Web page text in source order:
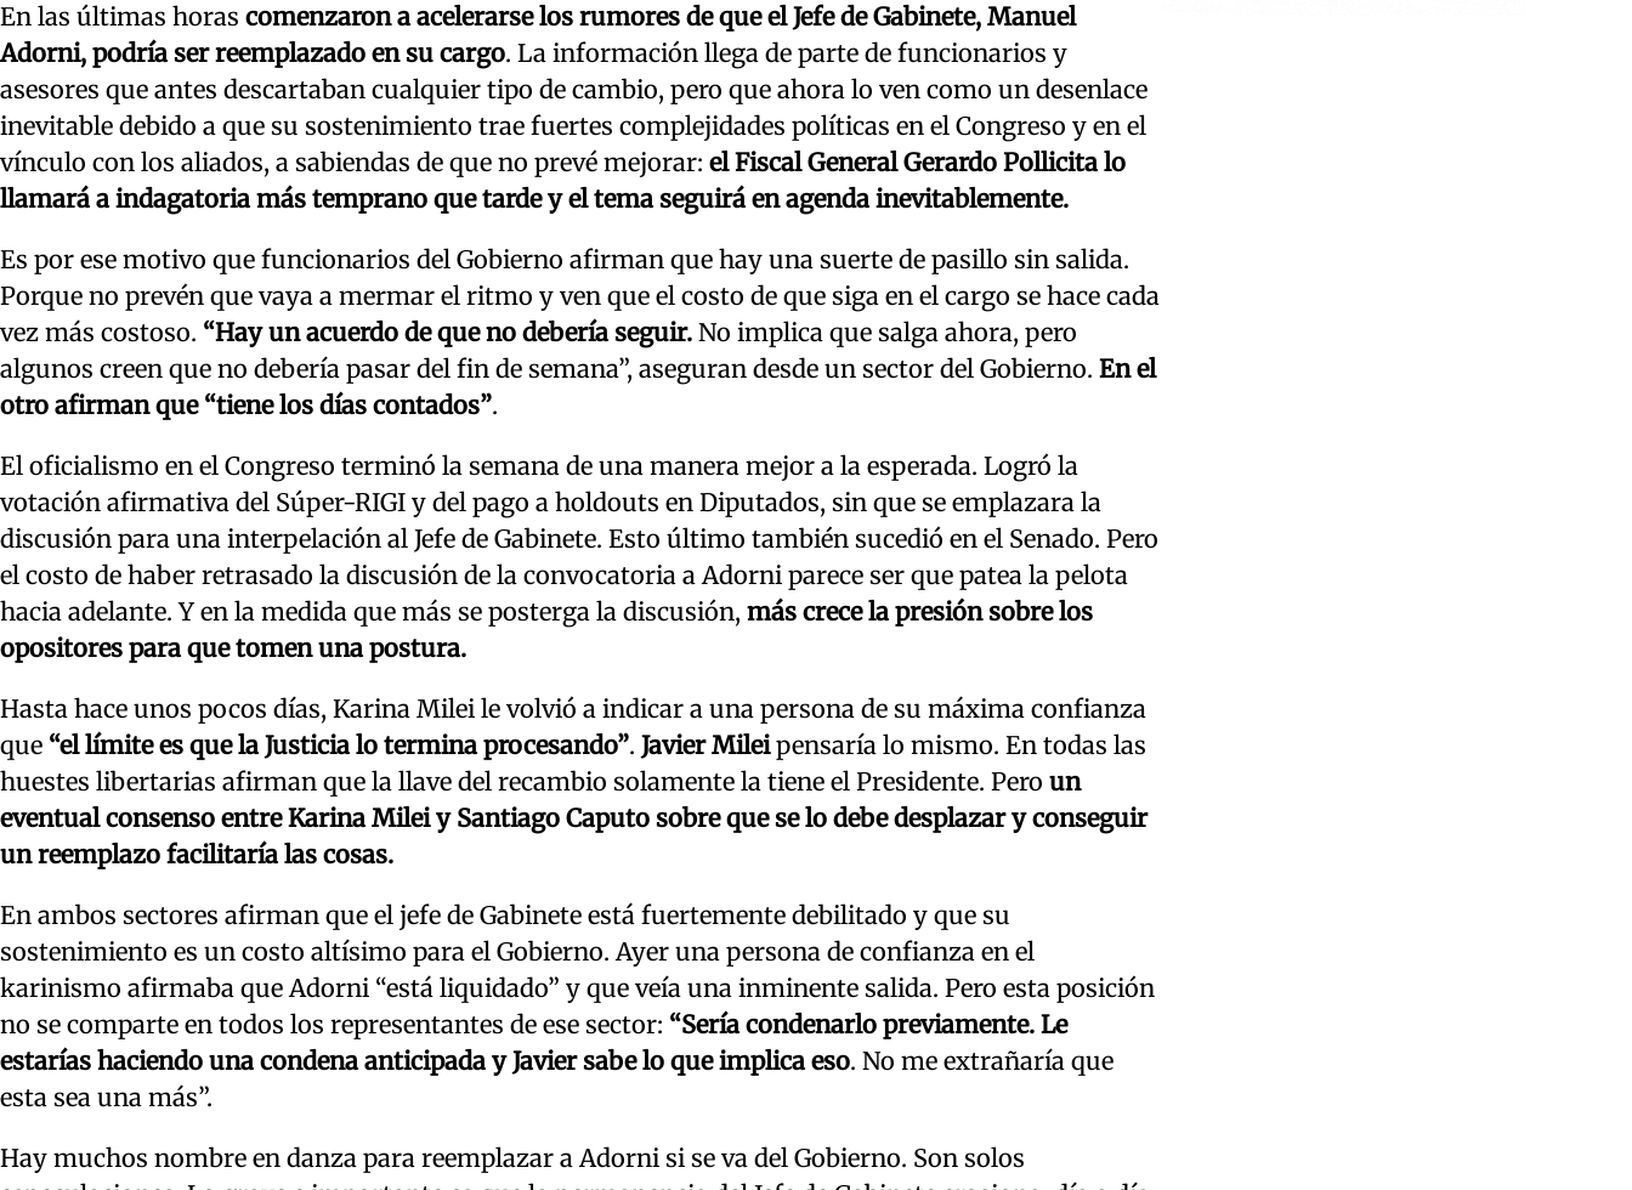
En las últimas horas comenzaron a acelerarse los rumores de que el Jefe de Gabinete, Manuel
Adorni, podría ser reemplazado en su cargo. La información llega de parte de funcionarios y
asesores que antes descartaban cualquier tipo de cambio, pero que ahora lo ven como un desenlace
inevitable debido a que su sostenimiento trae fuertes complejidades políticas en el Congreso y en el
vínculo con los aliados, a sabiendas de que no prevé mejorar: el Fiscal General Gerardo Pollicita lo
llamará a indagatoria más temprano que tarde y el tema seguirá en agenda inevitablemente.
Es por ese motivo que funcionarios del Gobierno afirman que hay una suerte de pasillo sin salida.
Porque no prevén que vaya a mermar el ritmo y ven que el costo de que siga en el cargo se hace cada
vez más costoso. “Hay un acuerdo de que no debería seguir. No implica que salga ahora, pero
algunos creen que no debería pasar del fin de semana”, aseguran desde un sector del Gobierno. En el
otro afirman que “tiene los días contados”.
El oficialismo en el Congreso terminó la semana de una manera mejor a la esperada. Logró la
votación afirmativa del Súper-RIGI y del pago a holdouts en Diputados, sin que se emplazara la
discusión para una interpelación al Jefe de Gabinete. Esto último también sucedió en el Senado. Pero
el costo de haber retrasado la discusión de la convocatoria a Adorni parece ser que patea la pelota
hacia adelante. Y en la medida que más se posterga la discusión, más crece la presión sobre los
opositores para que tomen una postura.
Hasta hace unos pocos días, Karina Milei le volvió a indicar a una persona de su máxima confianza
que “el límite es que la Justicia lo termina procesando”. Javier Mileipensaría lo mismo. En todas las
huestes libertarias afirman que la llave del recambio solamente la tiene el Presidente. Pero un
eventual consenso entre Karina Milei y Santiago Caputo sobre que se lo debe desplazar y conseguir
un reemplazo facilitaría las cosas.
En ambos sectores afirman que el jefe de Gabinete está fuertemente debilitado y que su
sostenimiento es un costo altísimo para el Gobierno. Ayer una persona de confianza en el
karinismo afirmaba que Adorni “está liquidado” y que veía una inminente salida. Pero esta posición
no se comparte en todos los representantes de ese sector: “Sería condenarlo previamente. Le
estarías haciendo una condena anticipada y Javier sabe lo que implica eso. No me extrañaría que
esta sea una más”.
Hay muchos nombre en danza para reemplazar a Adorni si se va del Gobierno. Son solos